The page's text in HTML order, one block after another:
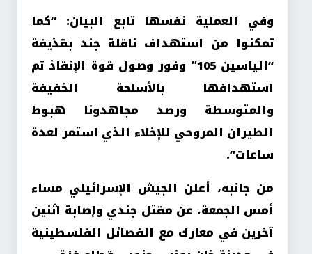
وفي العملية نفسها تابع البيان: “كما
تمكنوا من استهداف ناقلة جند بقذيفة
“الياسين 105″ وفور وصول قوة الإنقاذ تم
استهدافها بالأسلحة الخفيفة
والمتوسطة ورصد مجاهدونا هبوط
الطيران المروحي للإخلاء الذي استمر لعدة
ساعات”.
من جانبه، أعلن الجيش الإسرائيلي مساء
أمس الجمعة، عن مقتل جندي وإصابة اثنين
آخرين في معارك مع الفصائل الفلسطينية